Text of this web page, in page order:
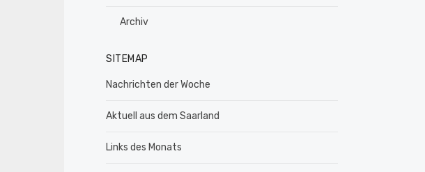
Archiv
SITEMAP
Nachrichten der Woche
Aktuell aus dem Saarland
Links des Monats